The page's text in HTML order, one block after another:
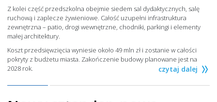
Z kolei część przedszkolna obejmie siedem sal dydaktycznych, salę
ruchową i zaplecze żywieniowe. Całość uzupełni infrastruktura
zewnętrzna – patio, drogi wewnętrzne, chodniki, parkingi i elementy
małej architektury.
Koszt przedsięwzięcia wyniesie około 49 mln zł i zostanie w całości
pokryty z budżetu miasta. Zakończenie budowy planowane jest na
2028 rok.
czytaj dalej